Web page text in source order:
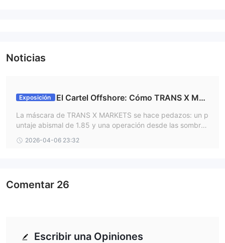
Noticias
Exposición
El Cartel Offshore: Cómo TRANS X MA
la Noche a la Mañ
La máscara de TRANS X MARKETS se hace pedazos: un p
untaje abismal de 1.85 y una operación desde las sombras
contundentes que huelen a estafa confirman que detrás d
2026-04-06 23:32
Escribir una Opiniones
Comentar 26